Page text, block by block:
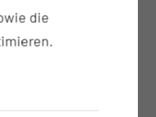
die